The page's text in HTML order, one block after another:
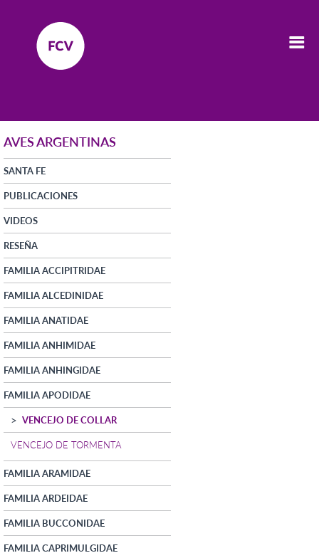
AVES ARGENTINAS
SANTA FE
PUBLICACIONES
VIDEOS
RESEÑA
FAMILIA ACCIPITRIDAE
FAMILIA ALCEDINIDAE
FAMILIA ANATIDAE
FAMILIA ANHIMIDAE
FAMILIA ANHINGIDAE
FAMILIA APODIDAE
VENCEJO DE COLLAR
VENCEJO DE TORMENTA
FAMILIA ARAMIDAE
FAMILIA ARDEIDAE
FAMILIA BUCCONIDAE
FAMILIA CAPRIMULGIDAE